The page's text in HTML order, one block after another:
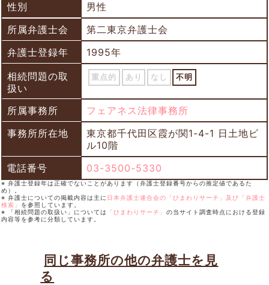
性別
男性
所属弁護士会
第二東京弁護士会
弁護士登録年
1995年
相続問題の取
扱い
重点的 あり なし 不明
所属事務所
フェアネス法律事務所
事務所所在地
東京都千代田区霞が関1-4-1 日土地ビ
ル10階
電話番号
03-3500-5330
※ 弁護士登録年は正確でないことがあります（弁護士登録番号からの推定値であるた
め）。
※ 弁護士についての掲載内容は主に 日本弁護士連合会の「ひまわりサーチ」及び「弁護士
検索」 を参照しています。
※ 「相続問題の取扱い」については
「ひまわりサーチ」 の当サイト調査時点における登録
内容等を参考に分類しています。
同じ事務所の他の弁護士を見
る